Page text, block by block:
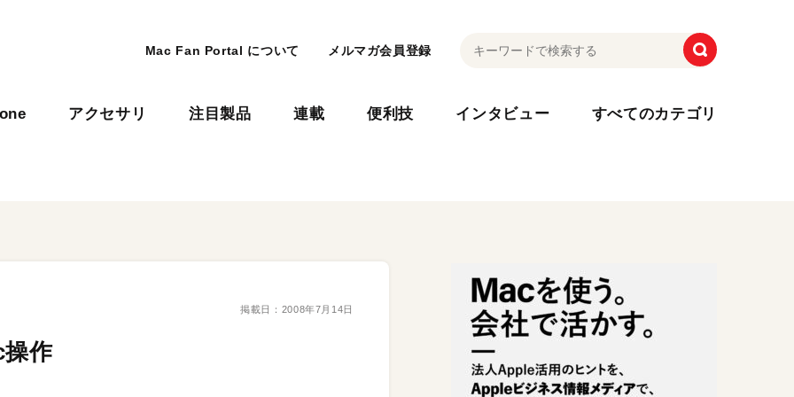
Mac Fan Portal について メルマガ会員登録
アクセサリ 注目製品 連載 便利技 インタビュー すべてのカテゴリ
掲載日： 2008年7月14日
作